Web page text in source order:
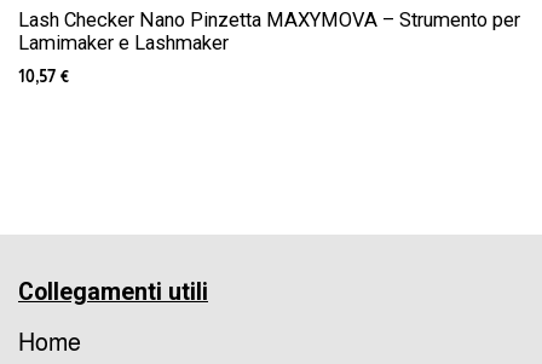
Lash Checker Nano Pinzetta MAXYMOVA – Strumento per
Lamimaker e Lashmaker
10,57 €
Collegamenti utili
Home